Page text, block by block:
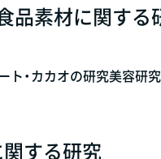
品素材に関する
ト・カカオの研究美容研究
する研究